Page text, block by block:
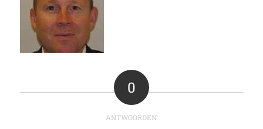
0
ANTWOORDEN